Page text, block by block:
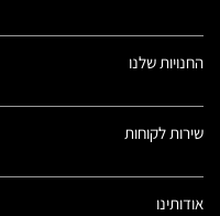
החנויות שלנו
שירות לקוחות
אודותינו